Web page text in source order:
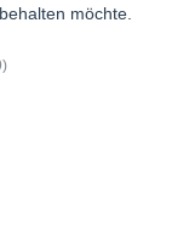
möchte.
)